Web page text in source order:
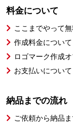
料金について
ここまでやって
作成料金について
ロゴマーク作成
お支払いについて
納品までの流れ
ご依頼から納品